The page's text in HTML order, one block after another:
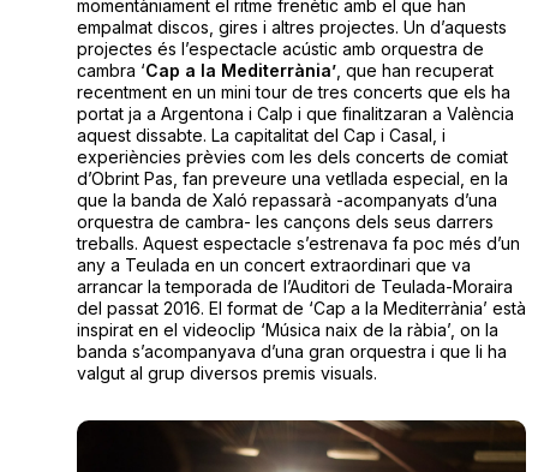
momentàniament el ritme frenètic amb el que han
empalmat discos, gires i altres projectes. Un d’aquests
projectes és l’espectacle acústic amb orquestra de
cambra ‘Cap a la Mediterrània’, que han recuperat
recentment en un mini tour de tres concerts que els ha
portat ja a Argentona i Calp i que finalitzaran a València
aquest dissabte. La capitalitat del Cap i Casal, i
experiències prèvies com les dels concerts de comiat
d’Obrint Pas, fan preveure una vetllada especial, en la
que la banda de Xaló repassarà -acompanyats d’una
orquestra de cambra- les cançons dels seus darrers
treballs. Aquest espectacle s’estrenava fa poc més d’un
any a Teulada en un concert extraordinari que va
arrancar la temporada de l’Auditori de Teulada-Moraira
del passat 2016. El format de ‘Cap a la Mediterrània’ està
inspirat en el videoclip ‘Música naix de la ràbia’, on la
banda s’acompanyava d’una gran orquestra i que li ha
valgut al grup diversos premis visuals.